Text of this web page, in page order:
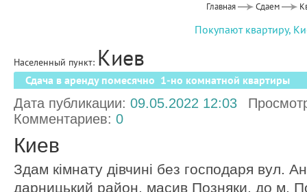
Главная Сдаем
Покупают квартиру,
Населенный пункт: Киев
Сдача в аренду помесячно 1-но комнатной квартиры
Дата публикации: 09.05.2022 12:03
Комментариев: 0
Киев
Здам кімнату дівчині без господаря вул.
дарницький район, масив Позняки, до м.